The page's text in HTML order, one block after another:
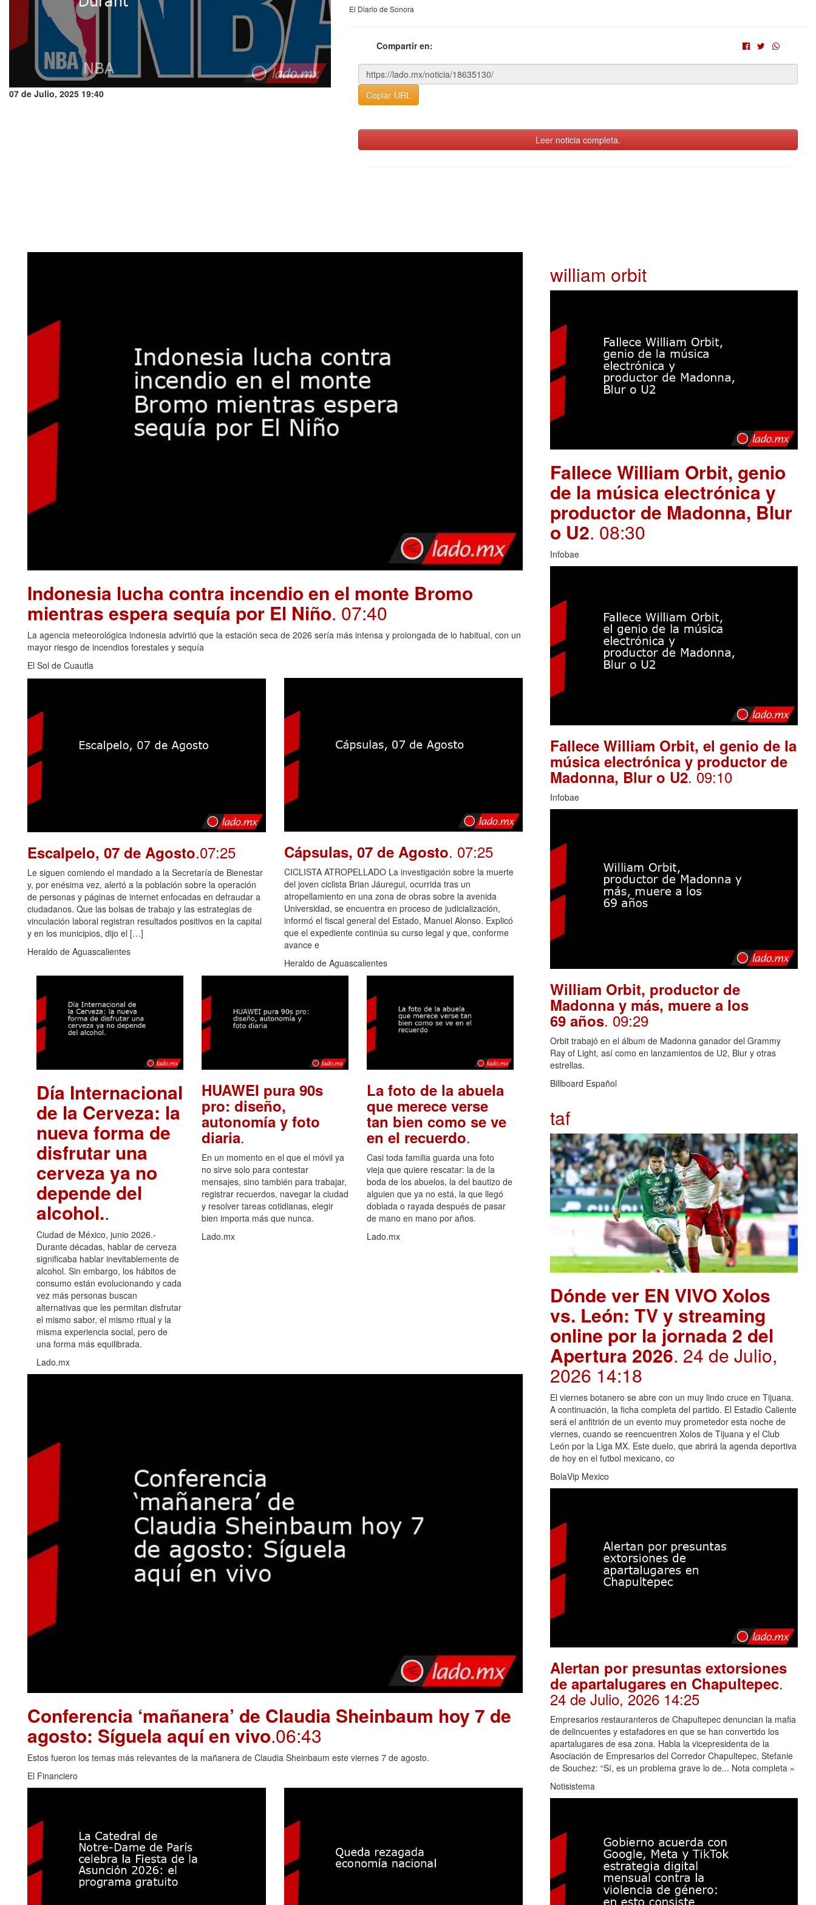
07 de Julio, 2025 19:40
El Diario de Sonora
Compartir en:
Copiar URL
Leer noticia completa.
Indonesia lucha contra incendio en el monte Bromo
mientras espera sequía por El Niño. 07:40
La agencia meteorológica indonesia advirtió que la estación seca de 2026 sería más intensa y prolongada de lo habitual, con un
mayor riesgo de incendios forestales y sequía
El Sol de Cuautla
Escalpelo, 07 de Agosto.07:25
Le siguen comiendo el mandado a la Secretaría de Bienestar
y, por enésima vez, alertó a la población sobre la operación
de personas y páginas de internet enfocadas en defraudar a
ciudadanos. Que las bolsas de trabajo y las estrategias de
vinculación laboral registran resultados positivos en la capital
y en los municipios, dijo el […]
Heraldo de Aguascalientes
Cápsulas, 07 de Agosto. 07:25
CICLISTA ATROPELLADO La investigación sobre la muerte
del joven ciclista Brian Jáuregui, ocurrida tras un
atropellamiento en una zona de obras sobre la avenida
Universidad, se encuentra en proceso de judicialización,
informó el fiscal general del Estado, Manuel Alonso. Explicó
que el expediente continúa su curso legal y que, conforme
avance e
Heraldo de Aguascalientes
Día Internacional
de la Cerveza: la
nueva forma de
disfrutar una
cerveza ya no
depende del
alcohol..
Ciudad de México, junio 2026.-
Durante décadas, hablar de cerveza
significaba hablar inevitablemente de
alcohol. Sin embargo, los hábitos de
consumo están evolucionando y cada
vez más personas buscan
alternativas que les permitan disfrutar
el mismo sabor, el mismo ritual y la
misma experiencia social, pero de
una forma más equilibrada.
Lado.mx
HUAWEI pura 90s
pro: diseño,
autonomía y foto
diaria.
En un momento en el que el móvil ya
no sirve solo para contestar
mensajes, sino también para trabajar,
registrar recuerdos, navegar la ciudad
y resolver tareas cotidianas, elegir
bien importa más que nunca.
Lado.mx
La foto de la abuela
que merece verse
tan bien como se ve
en el recuerdo.
Casi toda familia guarda una foto
vieja que quiere rescatar: la de la
boda de los abuelos, la del bautizo de
alguien que ya no está, la que llegó
doblada o rayada después de pasar
de mano en mano por años.
Lado.mx
Conferencia ‘mañanera’ de Claudia Sheinbaum hoy 7 de
agosto: Síguela aquí en vivo.06:43
Estos fueron los temas más relevantes de la mañanera de Claudia Sheinbaum este viernes 7 de agosto.
El Financiero
william orbit
Fallece William Orbit, genio
de la música electrónica y
productor de Madonna, Blur
o U2. 08:30
Infobae
Fallece William Orbit, el genio de la
música electrónica y productor de
Madonna, Blur o U2. 09:10
Infobae
William Orbit, productor de
Madonna y más, muere a los
69 años. 09:29
Orbit trabajó en el álbum de Madonna ganador del Grammy
Ray of Light, así como en lanzamientos de U2, Blur y otras
estrellas.
Billboard Español
taf
Dónde ver EN VIVO Xolos
vs. León: TV y streaming
online por la jornada 2 del
Apertura 2026. 24 de Julio,
2026 14:18
El viernes botanero se abre con un muy lindo cruce en Tijuana.
A continuación, la ficha completa del partido. El Estadio Caliente
será el anfitrión de un evento muy prometedor esta noche de
viernes, cuando se reencuentren Xolos de Tijuana y el Club
León por la Liga MX. Este duelo, que abrirá la agenda deportiva
de hoy en el futbol mexicano, co
BolaVip Mexico
Alertan por presuntas extorsiones
de apartalugares en Chapultepec.
24 de Julio, 2026 14:25
Empresarios restauranteros de Chapultepec denuncian la mafia
de delincuentes y estafadores en que se han convertido los
apartalugares de esa zona. Habla la vicepresidenta de la
Asociación de Empresarios del Corredor Chapultepec, Stefanie
de Souchez: “Sí, es un problema grave lo de... Nota completa »
Notisistema